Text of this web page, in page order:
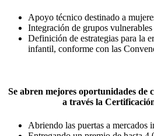
Apoyo técnico destinado a
Integración de grupos
Definición de estrategias para la
infantil, conforme con las
Se abren mejores oportunidades de
a través la
Abriendo las puertas a mercados